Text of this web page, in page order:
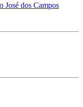
José dos Campos